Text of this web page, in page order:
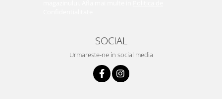
SOCIAL
Urmareste-ne in social media